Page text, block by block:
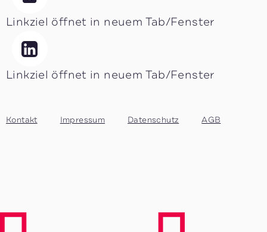
Linkziel öffnet in neuem Tab/Fenster
Linkziel öffnet in neuem Tab/Fenster
Kontakt Impressum Datenschutz AGB